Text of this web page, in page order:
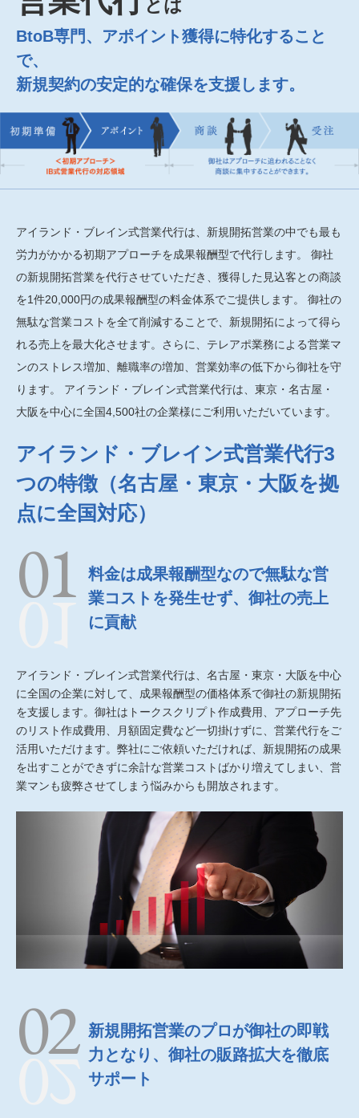
とは
BtoB専門、アポイント獲得に特化すること
で、
新規契約の安定的な確保を支援します。
アイランド・ブレイン式営業代行は、新規開拓営業の中でも最も
労力がかかる初期アプローチを成果報酬型で代行します。 御社
の新規開拓営業を代行させていただき、獲得した見込客との商談
を1件20,000円の成果報酬型の料金体系でご提供します。 御社の
無駄な営業コストを全て削減することで、新規開拓によって得ら
れる売上を最大化させます。さらに、テレアポ業務による営業マ
ンのストレス増加、離職率の増加、営業効率の低下から御社を守
ります。 アイランド・ブレイン式営業代行は、東京・名古屋・
大阪を中心に全国4,500社の企業様にご利用いただいています。
アイランド・ブレイン式営業代行3
つの特徴（名古屋・東京・大阪を拠
点に全国対応）
料金は成果報酬型なので無駄な営
業コストを発生せず、御社の売上
に貢献
アイランド・ブレイン式営業代行は、名古屋・東京・大阪を中心
に全国の企業に対して、成果報酬型の価格体系で御社の新規開拓
を支援します。御社はトークスクリプト作成費用、アプローチ先
のリスト作成費用、月額固定費など一切掛けずに、営業代行をご
活用いただけます。弊社にご依頼いただければ、新規開拓の成果
を出すことができずに余計な営業コストばかり増えてしまい、営
業マンも疲弊させてしまう悩みからも開放されます。
新規開拓営業のプロが御社の即戦
力となり、御社の販路拡大を徹底
サポート